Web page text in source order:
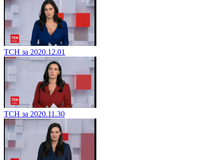
ТСН за 2020.12.01
ТСН за 2020.11.30